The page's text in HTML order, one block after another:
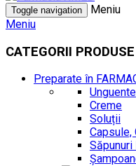
Toggle navigation
Meniu
Meniu
CATEGORII PRODUSE
Preparate în
Unguente
Creme
Soluții
Capsule,
Săpunuri